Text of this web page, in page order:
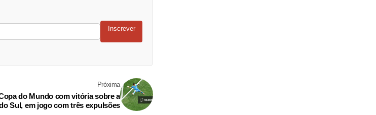
Inscrever
Próxima
do Mundo com vitória sobre a
Sul, em jogo com três expulsões